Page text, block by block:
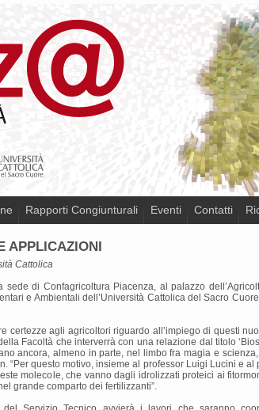
Rapporti Congiunturali Eventi Contatti
APPLICAZIONI
Cattolica
di Confagricoltura Piacenza, al palazzo
e Ambientali dell’Università Cattolica del Sacro
certezze agli agricoltori riguardo all’impiego di questi
Facoltà che interverrà con una relazione dal titolo
ancora, almeno in parte, nel limbo fra magia e
questo motivo, insieme al professor Luigi Lucini e
molecole, che vanno dagli idrolizzati proteici ai
grande comparto dei fertilizzanti”.